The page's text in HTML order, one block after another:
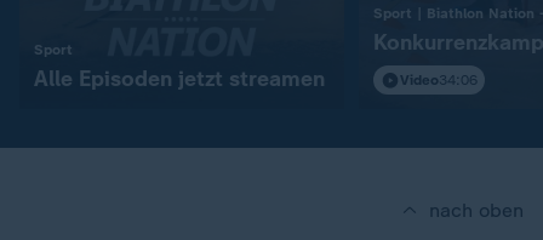
Sport
Alle Episoden jetzt streamen Video34:06
nach oben